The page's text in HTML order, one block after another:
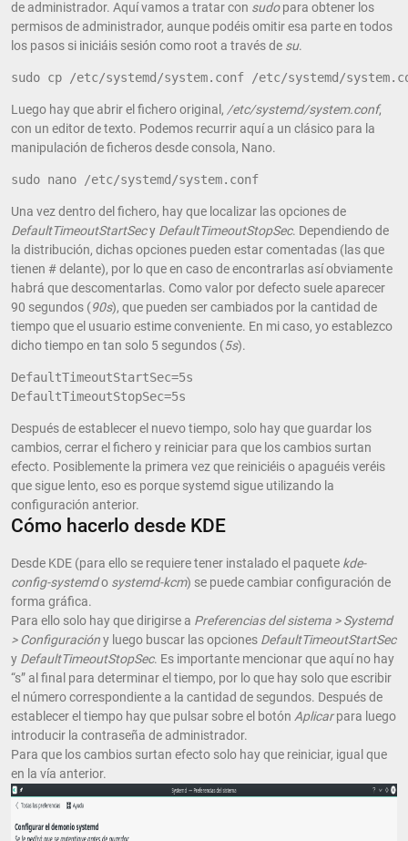
de administrador. Aquí vamos a tratar con sudopara obtener los
permisos de administrador, aunque podéis omitir esa parte en todos
los pasos si iniciáis sesión como root a través de su.
sudo cp /etc/systemd/system.conf /etc/systemd/
Luego hay que abrir el fichero original, /etc/systemd/system.conf,
con un editor de texto. Podemos recurrir aquí a un clásico para la
manipulación de ficheros desde consola, Nano.
sudo nano /etc/systemd/system.conf
Una vez dentro del fichero, hay que localizar las opciones de
DefaultTimeoutStartSecy DefaultTimeoutStopSec. Dependiendo de
la distribución, dichas opciones pueden estar comentadas (las que
tienen # delante), por lo que en caso de encontrarlas así obviamente
habrá que descomentarlas. Como valor por defecto suele aparecer
90 segundos (90s), que pueden ser cambiados por la cantidad de
tiempo que el usuario estime conveniente. En mi caso, yo establezco
dicho tiempo en tan solo 5 segundos (5s).
DefaultTimeoutStartSec=5s
DefaultTimeoutStopSec=5s
Después de establecer el nuevo tiempo, solo hay que guardar los
cambios, cerrar el fichero y reiniciar para que los cambios surtan
efecto. Posiblemente la primera vez que reiniciéis o apaguéis veréis
que sigue lento, eso es porque systemd sigue utilizando la
configuración anterior.
Cómo hacerlo desde KDE
Desde KDE (para ello se requiere tener instalado el paquete kde-
config-systemdo systemd-kcm) se puede cambiar configuración de
forma gráfica.
Para ello solo hay que dirigirse a Preferencias del sistema > Systemd
> Configuracióny luego buscar las opciones DefaultTimeoutStartSec
y DefaultTimeoutStopSec. Es importante mencionar que aquí no hay
“s” al final para determinar el tiempo, por lo que hay solo que escribir
el número correspondiente a la cantidad de segundos. Después de
establecer el tiempo hay que pulsar sobre el botón Aplicarpara luego
introducir la contraseña de administrador.
Para que los cambios surtan efecto solo hay que reiniciar, igual que
en la vía anterior.